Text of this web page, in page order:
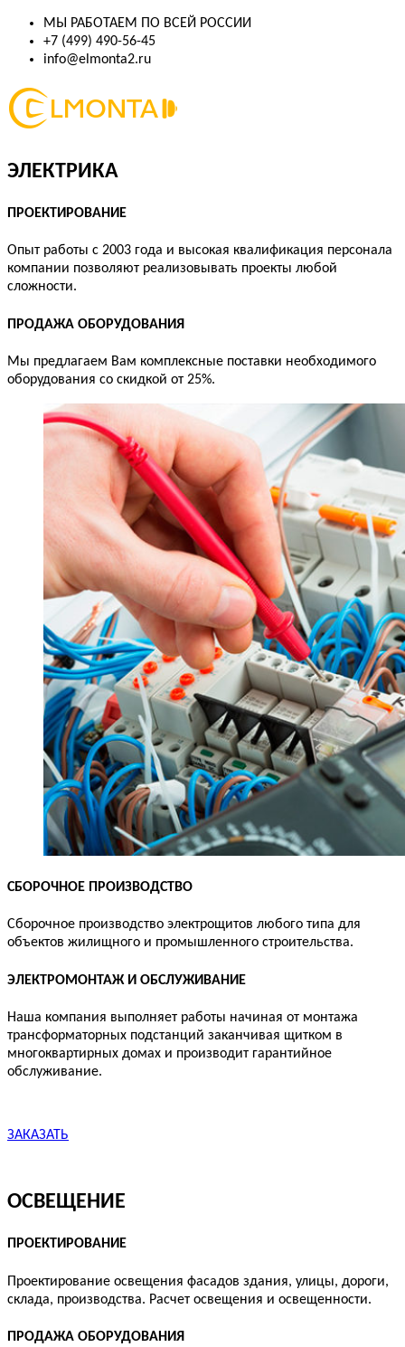
МЫ РАБОТАЕМ ПО ВСЕЙ РОССИИ
+7 (499) 490-56-45
info@elmonta2.ru
ЭЛЕКТРИКА
ПРОЕКТИРОВАНИЕ
Опыт работы с 2003 года и высокая квалификация персонала
компании позволяют реализовывать проекты любой
сложности.
ПРОДАЖА ОБОРУДОВАНИЯ
Мы предлагаем Вам комплексные поставки необходимого
оборудования со скидкой от 25%.
СБОРОЧНОЕ ПРОИЗВОДСТВО
Сборочное производство электрощитов любого типа для
объектов жилищного и промышленного строительства.
ЭЛЕКТРОМОНТАЖ И ОБСЛУЖИВАНИЕ
Наша компания выполняет работы начиная от монтажа
трансформаторных подстанций заканчивая щитком в
многоквартирных домах и производит гарантийное
обслуживание.
ЗАКАЗАТЬ
ОСВЕЩЕНИЕ
ПРОЕКТИРОВАНИЕ
Проектирование освещения фасадов здания, улицы, дороги,
склада, производства. Расчет освещения и освещенности.
ПРОДАЖА ОБОРУДОВАНИЯ